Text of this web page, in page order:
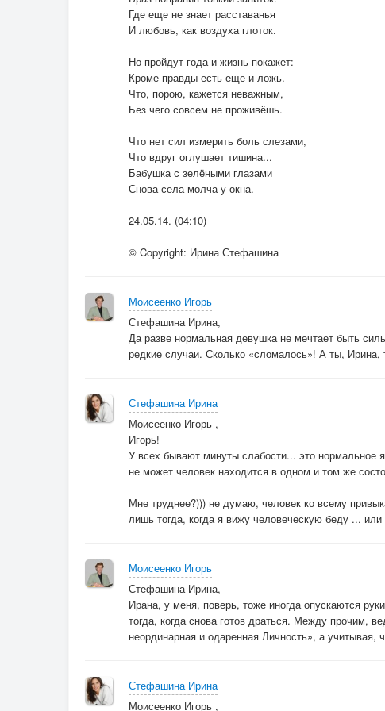
Где еще не знает расставанья
И любовь, как воздуха глоток.
Но пройдут года и жизнь покажет:
Кроме правды есть еще и ложь.
Что, порою, кажется неважным,
Без чего совсем не проживёшь.
Что нет сил измерить боль слезами,
Что вдруг оглушает тишина...
Бабушка с зелёными глазами
Снова села молча у окна.
24.05.14. (04:10)
© Copyright: Ирина Стефашина
Моисеенко Игорь
Стефашина Ирина,
Да разве нормальная девушка не мечтает быть
редкие случаи. Сколько «сломалось»! А ты, Ирина,
Стефашина Ирина
Моисеенко Игорь ,
Игорь!
У всех бывают минуты слабости... это нормальное
не может человек находится в одном и том же
Мне труднее?))) не думаю, человек ко всему
лишь тогда, когда я вижу человеческую беду ...
Моисеенко Игорь
Стефашина Ирина,
Ирана, у меня, поверь, тоже иногда опускаются
тогда, когда снова готов драться. Между прочим,
неординарная и одаренная Личность», а
Стефашина Ирина
Моисеенко Игорь ,